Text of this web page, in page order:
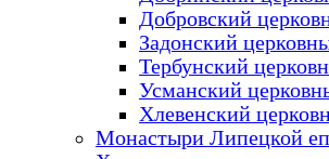
Добровский
Задонский
Тербунский
Усманский
Хлевенский
Монастыри Липецкой